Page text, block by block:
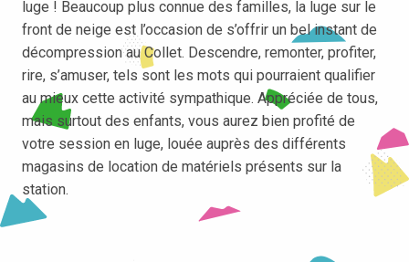
luge ! Beaucoup plus connue des familles, la luge sur le
front de neige est l’occasion de s’offrir un bel instant de
décompression au Collet. Descendre, remonter, profiter,
rire, s’amuser, tels sont les mots qui pourraient qualifier
au mieux cette activité sympathique. Appréciée de tous,
mais surtout des enfants, vous aurez bien profité de
votre session en luge, louée auprès des différents
magasins de location de matériels présents sur la
station.